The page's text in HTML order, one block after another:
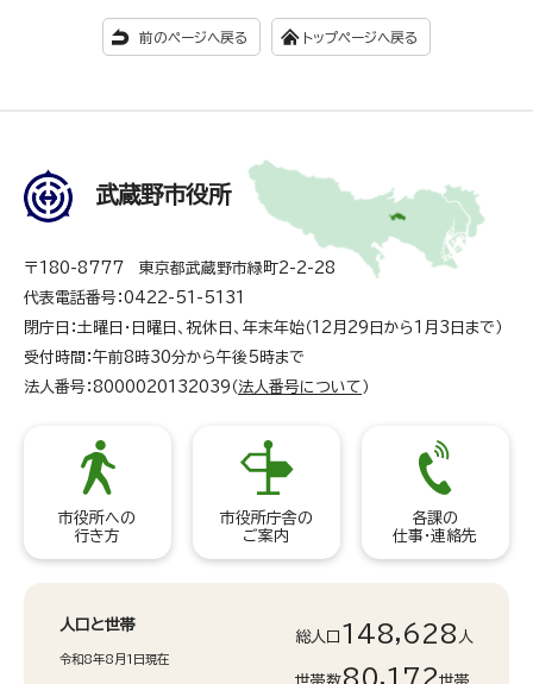
前のページへ戻る トップページへ戻る
武蔵野市役所
〒180-8777 東京都武蔵野市緑町2-2-28
代表電話番号：0422-51-5131
閉庁日：土曜日・日曜日、祝休日、年末年始（12月29日から1月3日まで）
受付時間：午前8時30分から午後5時まで
法人番号：8000020132039（ 法人番号について ）
市役所への
行き方
市役所庁舎の
ご案内
各課の
仕事・連絡先
人口と世帯
令和8年8月1日現在
総人口 148,628 人
80,172